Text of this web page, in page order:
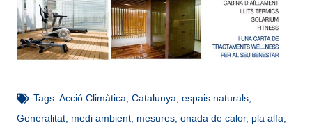
Tags: Acció Climàtica Catalunya espais naturals,
Generalitat medi ambient mesures onada de calor, pla alfa